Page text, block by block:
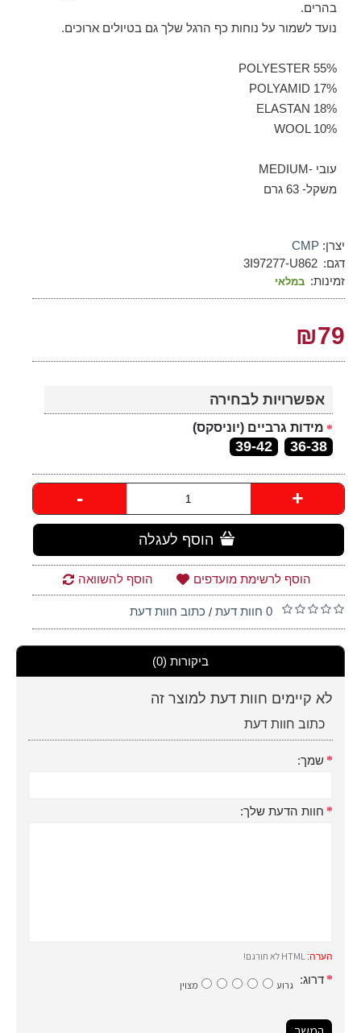
בהרים.
נועד לשמור על נוחות כף הרגל שלך גם בטיולים ארוכים.
55% POLYESTER
17% POLYAMID
18% ELASTAN
WOOL 10%
עובי -MEDIUM
משקל- 63 גרם
יצרן: CMP
דגם: 3I97277-U862
זמינות: במלאי
₪79
אפשרויות לבחירה
מידות גרביים (יוניסקס)
36-38
39-42
- +
הוסף לעגלה
הוסף לרשימת מועדפים הוסף להשוואה
0 חוות דעת / כתוב חוות דעת
ביקורות (0)
לא קיימים חוות דעת למוצר זה
כתוב חוות דעת
שמך:
חוות הדעת שלך:
הערה:
דרוג: גרוע מצוין